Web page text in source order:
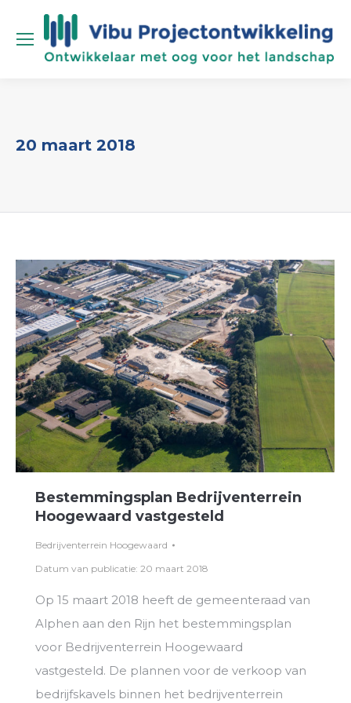
20 maart 2018
Bestemmingsplan Bedrijventerrein
Hoogewaard vastgesteld
Bedrijventerrein Hoogewaard
Datum van publicatie: 20 maart 2018
Op 15 maart 2018 heeft de gemeenteraad van
Alphen aan den Rijn het bestemmingsplan
voor Bedrijventerrein Hoogewaard
vastgesteld. De plannen voor de verkoop van
bedrijfskavels binnen het bedrijventerrein